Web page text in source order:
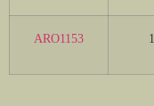
ARO1153